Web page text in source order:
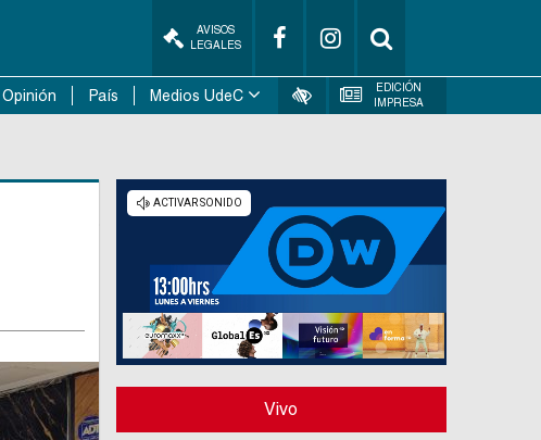
AVISOS
LEGALES
Opinión País Medios UdeC
EDICIÓN
IMPRESA
Vivo